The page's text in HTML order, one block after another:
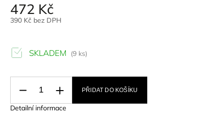
472 Kč
390 Kč bez DPH
SKLADEM (9 ks)
PŘIDAT DO KOŠÍKU
Detailní informace